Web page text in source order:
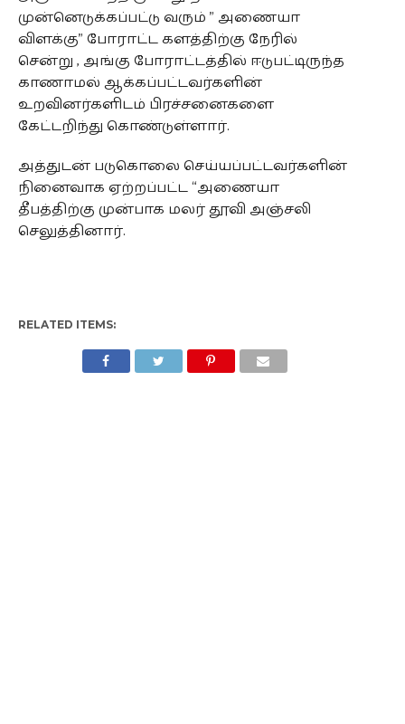
முன்னெடுக்கப்பட்டு வரும் ” அணையா
விளக்கு” போராட்ட களத்திற்கு நேரில்
சென்று , அங்கு போராட்டத்தில் ஈடுபட்டிருந்த
காணாமல் ஆக்கப்பட்டவர்களின்
உறவினர்களிடம் பிரச்சனைகளை
கேட்டறிந்து கொண்டுள்ளார்.
அத்துடன் படுகொலை செய்யப்பட்டவர்களின்
நினைவாக ஏற்றப்பட்ட “அணையா
தீபத்திற்கு முன்பாக மலர் தூவி அஞ்சலி
செலுத்தினார்.
RELATED ITEMS: